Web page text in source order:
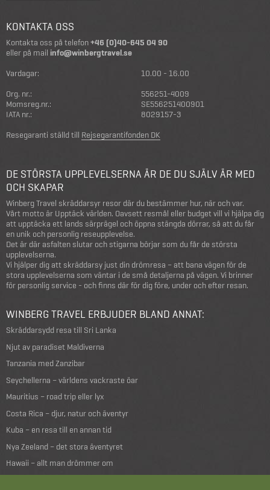
KONTAKTA OSS
Kontakta oss på telefon+46 (0)40-645 04 90
eller på mail info@winbergtravel.se
Vardagar:
10.00 - 16.00
Org. nr.:
556251-4009
Momsreg.nr.:
SE556251400901
IATA nr.:
8029157-3
Resegaranti ställd till Rejsegarantifonden DK
DE STÖRSTA UPPLEVELSERNA ÄR DE DU SJÄLV ÄR MED
OCH SKAPAR
Winberg Travel skräddarsyr resor där du bestämmer hur, när och var.
Vårt motto är Upptäck världen. Oavsett resmål eller budget vill vi hjälpa dig
att upptäcka ett lands särprägel och öppna stängda dörrar, så att du får
en unik och personlig reseupplevelse.
Det är där asfalten slutar och stigarna börjar som du får de största
upplevelserna.
Vi hjälper dig att skräddarsy just din drömresa – att bana vägen för de
stora upplevelserna som väntar i de små detaljerna på vägen. Vi brinner
för personlig service - och finns där för dig före, under och efter resan.
WINBERG TRAVEL ERBJUDER BLAND ANNAT:
Skräddarsydd resa till Sri Lanka
Njut av paradiset Maldiverna
Tanzania med Zanzibar
Seychellerna – världens vackraste öar
Mauritius – road trip eller lyx
Costa Rica – djur, natur och äventyr
Kuba – en resa till en annan tid
Nya Zeeland – det stora äventyret
Hawaii – allt man drömmer om